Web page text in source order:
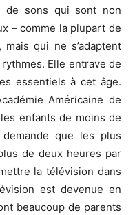
de sons qui sont non
– comme la plupart de
qui ne s’adaptent
Elle entrave de
essentiels à cet âge.
Américaine de
enfants de moins de
que les plus
de deux heures par
la télévision dans
est devenue en
beaucoup de parents